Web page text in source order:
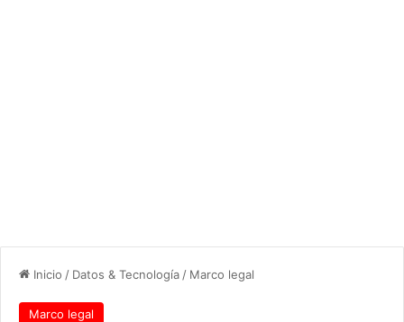
Inicio / Datos & Tecnología / Marco legal
Marco legal